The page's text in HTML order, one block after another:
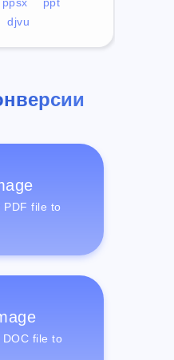
djvu
PDF file to
file to